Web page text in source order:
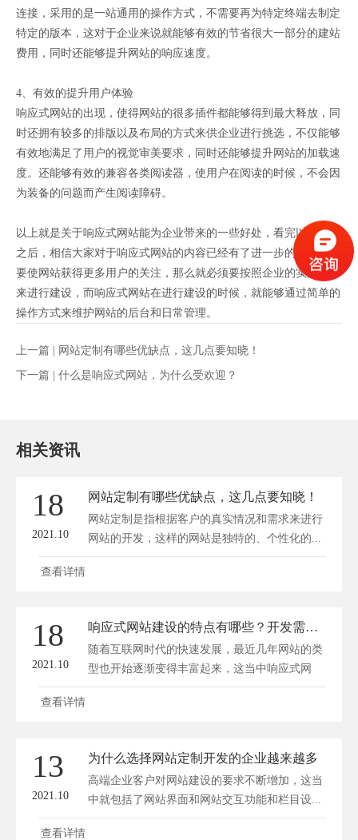
连接，采用的是一站通用的操作方式，不需要再为特定终端去制定
特定的版本，这对于企业来说就能够有效的节省很大一部分的建站
费用，同时还能够提升网站的响应速度。
4、有效的提升用户体验
响应式网站的出现，使得网站的很多插件都能够得到最大释放，同
时还拥有较多的排版以及布局的方式来供企业进行挑选，不仅能够
有效地满足了用户的视觉审美要求，同时还能够提升网站的加载速
度。还能够有效的兼容各类阅读器，使用户在阅读的时候，不会因
为装备的问题而产生阅读障碍。
以上就是关于响应式网站能为企业带来的一些好处，看完以上内容
之后，相信大家对于响应式网站的内容已经有了进一步的了解，想
要使网站获得更多用户的关注，那么就必须要按照企业的实际要求
来进行建设，而响应式网站在进行建设的时候，就能够通过简单的
操作方式来维护网站的后台和日常管理。
上一篇 | 网站定制有哪些优缺点，这几点要知晓！
下一篇 | 什么是响应式网站，为什么受欢迎？
相关资讯
18
2021.10
网站定制有哪些优缺点，这几点要知晓！
网站定制是指根据客户的真实情况和需求来进行
网站的开发，这样的网站是独特的、个性化的...
查看详情
18
2021.10
响应式网站建设的特点有哪些？开发需要多少钱？
随着互联网时代的快速发展，最近几年网站的类
型也开始逐渐变得丰富起来，这当中响应式网
站...
查看详情
13
2021.10
为什么选择网站定制开发的企业越来越多
高端企业客户对网站建设的要求不断增加，这当
中就包括了网站界面和网站交互功能和栏目设...
查看详情